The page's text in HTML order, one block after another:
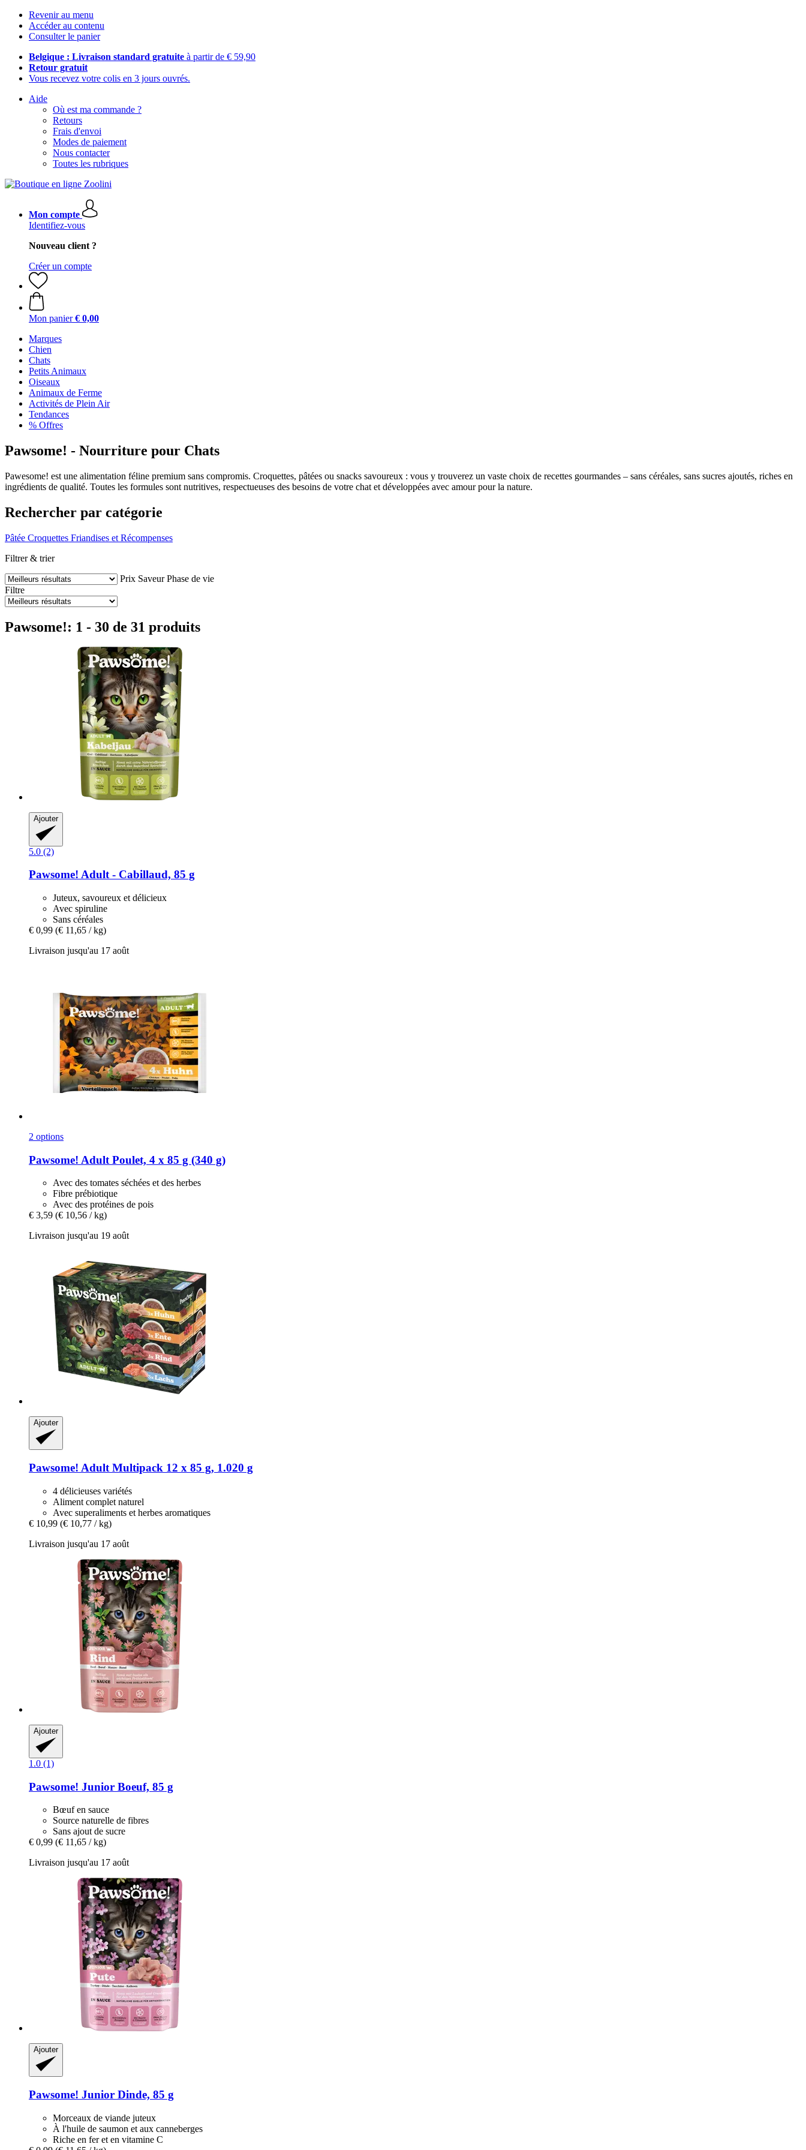
Revenir au menu
Accéder au contenu
Consulter le panier
Belgique : Livraison standard gratuite à partir de € 59,90
Retour gratuit
Vous recevez votre colis en 3 jours ouvrés.
Aide
Où est ma commande ?
Retours
Frais d'envoi
Modes de paiement
Nous contacter
Toutes les rubriques
Mon compte
Identifiez-vous
Nouveau client ?
Créer un compte
Mon panier € 0,00
Marques
Chien
Chats
Petits Animaux
Oiseaux
Animaux de Ferme
Activités de Plein Air
Tendances
% Offres
Pawsome! - Nourriture pour Chats
Pawesome! est une alimentation féline premium sans compromis. Croquettes, pâtées ou snacks savoureux : vous y trouverez un vaste choix de recettes gourmandes – sans céréales, sans sucres ajoutés, riches en
ingrédients de qualité. Toutes les formules sont nutritives, respectueuses des besoins de votre chat et développées avec amour pour la nature.
Rechercher par catégorie
Pâtée Croquettes Friandises et Récompenses
Filtrer & trier
Prix SaveurPhase de vie
Filtre
Pawsome!: 1 - 30 de 31 produits
Ajouter
5.0 (2)
Pawsome! Adult -​ Cabillaud, 85 g
Juteux, savoureux et délicieux
Avec spiruline
Sans céréales
€ 0,99 (€ 11,65 / kg)
Livraison jusqu'au 17 août
2 options
Pawsome! Adult Poulet, 4 x 85 g (340 g)
Avec des tomates séchées et des herbes
Fibre prébiotique
Avec des protéines de pois
€ 3,59 (€ 10,56 / kg)
Livraison jusqu'au 19 août
Ajouter
Pawsome! Adult Multipack 12 x 85 g, 1.020 g
4 délicieuses variétés
Aliment complet naturel
Avec superaliments et herbes aromatiques
€ 10,99 (€ 10,77 / kg)
Livraison jusqu'au 17 août
Ajouter
1.0 (1)
Pawsome! Junior Boeuf, 85 g
Bœuf en sauce
Source naturelle de fibres
Sans ajout de sucre
€ 0,99 (€ 11,65 / kg)
Livraison jusqu'au 17 août
Ajouter
Pawsome! Junior Dinde, 85 g
Morceaux de viande juteux
À l'huile de saumon et aux canneberges
Riche en fer et en vitamine C